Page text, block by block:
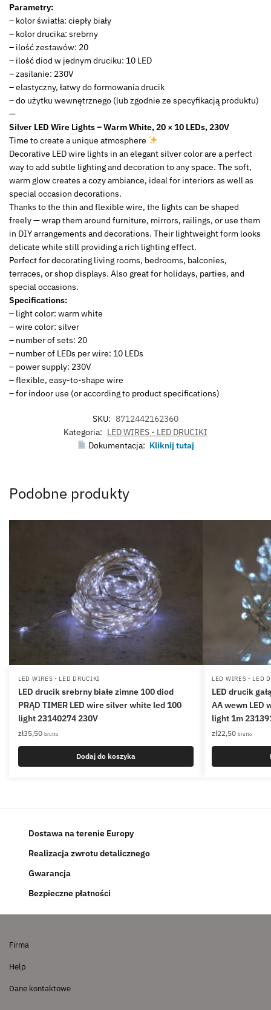
Parametry:
– kolor światła: ciepły biały
– kolor drucika: srebrny
– ilość zestawów: 20
– ilość diod w jednym druciku: 10 LED
– zasilanie: 230V
– elastyczny, łatwy do formowania drucik
– do użytku wewnętrznego (lub zgodnie ze specyfikacją produktu)
—
Silver LED Wire Lights – Warm White, 20 × 10 LEDs, 230V
Time to create a unique atmosphere
Decorative LED wire lights in an elegant silver color are a perfect
way to add subtle lighting and decoration to any space. The soft,
warm glow creates a cozy ambiance, ideal for interiors as well as
special occasion decorations.
Thanks to the thin and flexible wire, the lights can be shaped
freely — wrap them around furniture, mirrors, railings, or use them
in DIY arrangements and decorations. Their lightweight form looks
delicate while still providing a rich lighting effect.
Perfect for decorating living rooms, bedrooms, balconies,
terraces, or shop displays. Also great for holidays, parties, and
special occasions.
Specifications:
– light color: warm white
– wire color: silver
– number of sets: 20
– number of LEDs per wire: 10 LEDs
– power supply: 230V
– flexible, easy-to-shape wire
– for indoor use (or according to product specifications)
SKU: 8712442162360
Kategoria: LED WIRES - LED DRUCIKI
Dokumentacja: Kliknij tutaj
Podobne produkty
LED WIRES - LED DRUCIKI
LED drucik srebrny białe zimne 100 diod
PRĄD TIMER LED wire silver white led 100
light 23140274 230V
zł35,50 brutto
Dodaj do koszyka
LED WIRES - LED
LED drucik
AA wewn LED
light 1m
zł22,50 brutto
Dostawa na terenie Europy
Realizacja zwrotu detalicznego
Gwarancja
Bezpieczne płatności
Firma
Help
Dane kontaktowe